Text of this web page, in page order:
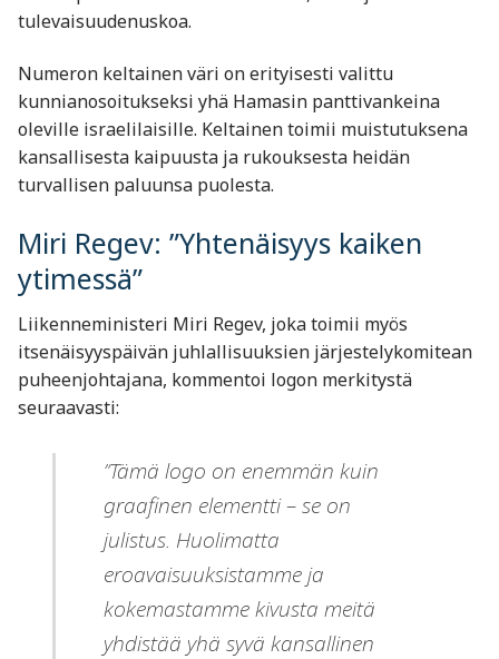
tulevaisuudenuskoa.
Numeron keltainen väri on erityisesti valittu
kunnianosoitukseksi yhä Hamasin panttivankeina
oleville israelilaisille. Keltainen toimii muistutuksena
kansallisesta kaipuusta ja rukouksesta heidän
turvallisen paluunsa puolesta.
Miri Regev: ”Yhtenäisyys kaiken
ytimessä”
Liikenneministeri Miri Regev, joka toimii myös
itsenäisyyspäivän juhlallisuuksien järjestelykomitean
puheenjohtajana, kommentoi logon merkitystä
seuraavasti:
”Tämä logo on enemmän kuin
graafinen elementti – se on
julistus. Huolimatta
eroavaisuuksistamme ja
kokemastamme kivusta meitä
yhdistää yhä syvä kansallinen